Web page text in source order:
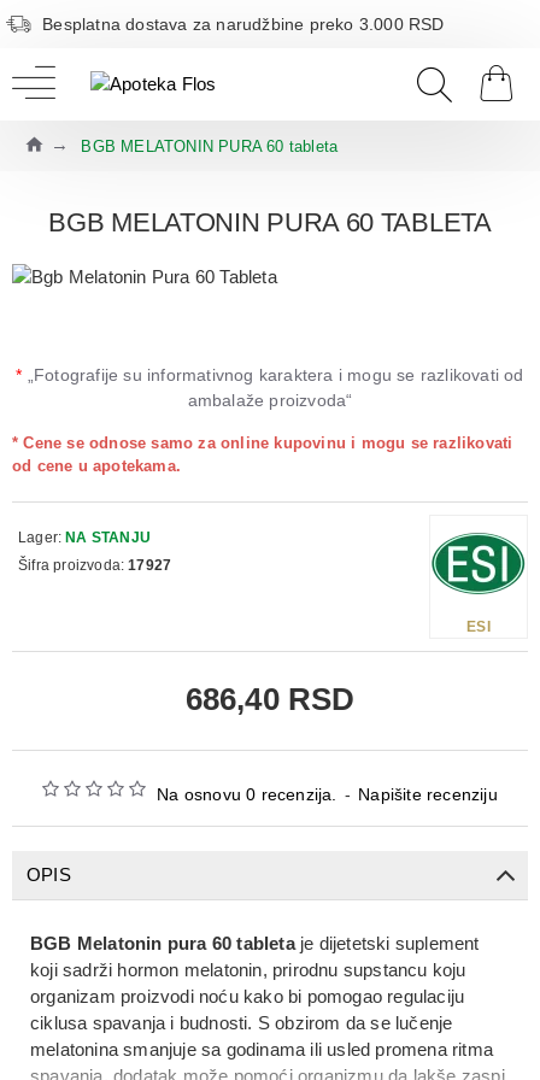
Besplatna dostava za narudžbine preko 3.000 RSD
BGB MELATONIN PURA 60 tableta
BGB MELATONIN PURA 60 TABLETA
* „Fotografije su informativnog karaktera i mogu se razlikovati od
ambalaže proizvoda“
Na osnovu 0 recenzija. - Napišite recenziju
* Cene se odnose samo za online kupovinu i mogu se razlikovati
od cene u apotekama.
686,40 RSD
Lager: NA STANJU
Šifra proizvoda: 17927
ESI
OPIS
BGB Melatonin pura 60 tabletaje dijetetski suplement
koji sadrži hormon melatonin, prirodnu supstancu koju
organizam proizvodi noću kako bi pomogao regulaciju
ciklusa spavanja i budnosti. S obzirom da se lučenje
melatonina smanjuje sa godinama ili usled promena ritma
spavanja, dodatak može pomoći organizmu da lakše zaspi